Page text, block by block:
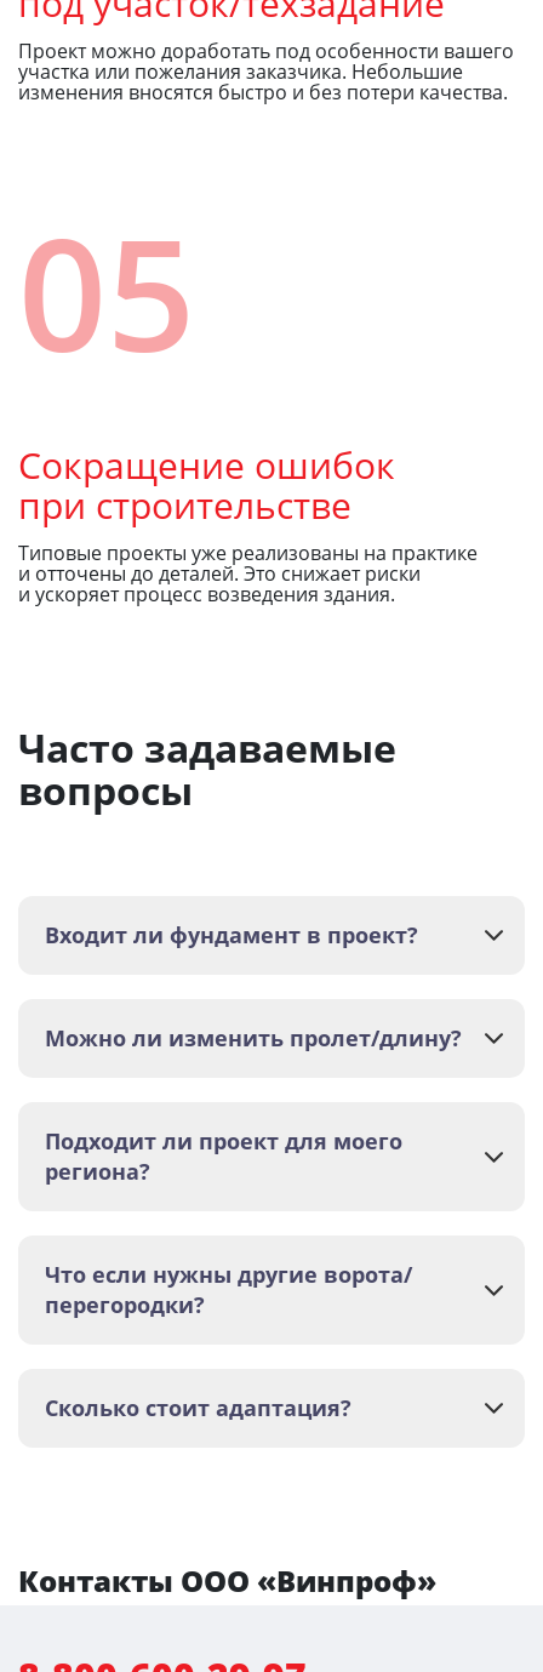
Проект можно доработать под особенности вашего
участка или пожелания заказчика. Небольшие
изменения вносятся быстро и без потери качества.
05
Сокращение ошибок
при строительстве
Типовые проекты уже реализованы на практике
и отточены до деталей. Это снижает риски
и ускоряет процесс возведения здания.
Часто задаваемые
вопросы
Входит ли фундамент в проект?
Можно ли изменить пролет/длину?
Подходит ли проект для моего
региона?
Что если нужны другие ворота/
перегородки?
Сколько стоит адаптация?
Контакты ООО «Винпроф»